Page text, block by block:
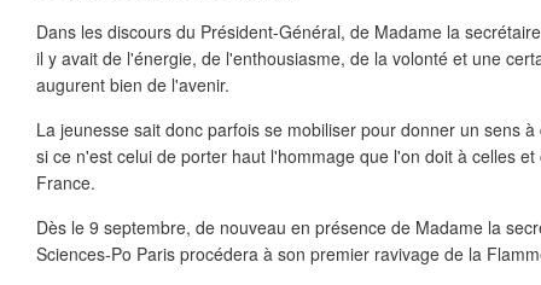
Dans les discours du Président-Général, de Madame la
il y avait de l'énergie, de l'enthousiasme, de la volonté et une
augurent bien de l'avenir.
La jeunesse sait donc parfois se mobiliser pour donner un sens
si ce n'est celui de porter haut l'hommage que l'on doit à celles
France.
Dès le 9 septembre, de nouveau en présence de Madame la
Sciences-Po Paris procédera à son premier ravivage de la